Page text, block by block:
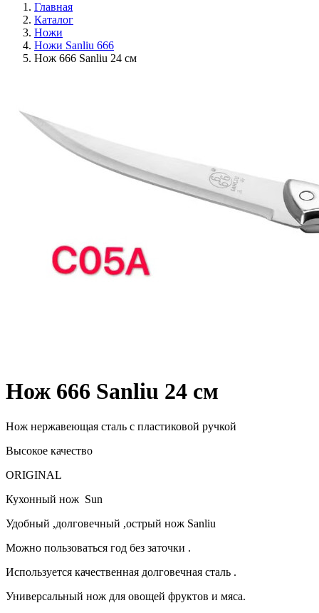
Главная
Каталог
Ножи
Ножи Sanliu 666
Нож 666 Sаnliu 24 см
Нож 666 Sаnliu 24 см
Нож нержавеющая сталь с пластиковой ручкой
Высокое качество
ORIGINAL
Кухонный нож Sun
Удобный ,долговечный ,острый нож Sanliu
Можно пользоваться год без заточки .
Используется качественная долговечная сталь .
Универсальный нож для овощей фруктов и мяса.